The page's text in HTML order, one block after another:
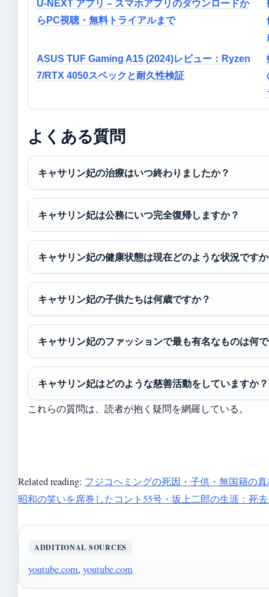
U-NEXT アプリ – スマホアプリのダウンロードか
らPC視聴・無料トライアルまで
ASUS TUF Gaming A15 (2024)レビュー：Ryzen
7/RTX 4050スペックと耐久性検証
よくある質問
キャサリン妃の治療はいつ終わりましたか？
キャサリン妃は公務にいつ完全復帰しますか？
キャサリン妃の健康状態は現在どのような状況です
キャサリン妃の子供たちは何歳ですか？
キャサリン妃のファッションで最も有名なものは何
キャサリン妃はどのような慈善活動をしていますか？
これらの質問は、読者が抱く疑問を網羅している。
Related reading: フジコヘミングの死因・子供・無国籍の
昭和の笑いを席巻したコント55号・坂上二郎の生涯：死
ADDITIONAL SOURCES
youtube.com, youtube.com